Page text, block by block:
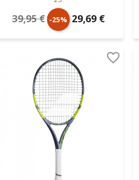
Prix
de
39,95 € -25% Prix
unitaire
29,69 €
